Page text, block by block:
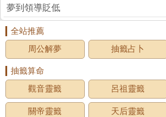
夢到領導貶低
全站推薦
周公解夢
抽籤占卜
抽籤算命
觀音靈籤
呂祖靈籤
關帝靈籤 天后靈籤